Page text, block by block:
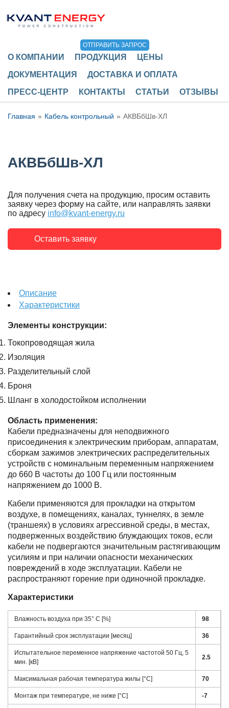
ОТПРАВИТЬ ЗАПРОС
О КОМПАНИИ ПРОДУКЦИЯ
ЦЕНЫ
ДОКУМЕНТАЦИЯ
ДОСТАВКА И ОПЛАТА
ПРЕСС-ЦЕНТР
КОНТАКТЫ СТАТЬИ ОТЗЫВЫ
Главная Кабель контрольный АКВБбШв-ХЛ
АКВБбШв-ХЛ
Для получения счета на продукцию, просим оставить
заявку через форму на сайте, или направлять заявки
по адресу info@kvant-energy.ru
Оставить заявку
Описание
Характеристики
Элементы конструкции:
Токопроводящая жила
Изоляция
Разделительный слой
Броня
Шланг в холодостойком исполнении
Область применения:
Кабели предназначены для неподвижного
присоединения к электрическим приборам, аппаратам,
сборкам зажимов электрических распределительных
устройств с номинальным переменным напряжением
до 660 В частоты до 100 Гц или постоянным
напряжением до 1000 В.
Кабели применяются для прокладки на открытом
воздухе, в помещениях, каналах, туннелях, в земле
(траншеях) в условиях агрессивной среды, в местах,
подверженных воздействию блуждающих токов, если
кабели не подвергаются значительным растягивающим
усилиям и при наличии опасности механических
повреждений в ходе эксплуатации. Кабели не
распространяют горение при одиночной прокладке.
Характеристики
Влажность воздуха при 35° C [%] 98
Гарантийный срок эксплуатации [месяц] 36
Испытательное переменное напряжение частотой 50 Гц, 5
мин. [кВ]
2.5
Максимальная рабочая температура жилы [°С] 70
Монтаж при температуре, не ниже [°C] -7